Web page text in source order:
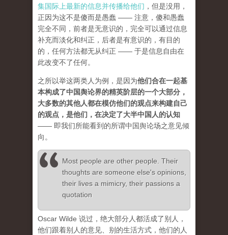
集国际上最新的信息并传播给他们 ，但是没用，
正因为这不是傻而是愚蠢 —— 注意，傻和愚蠢
完全不同，前者是无意识的，完全可以通过信息
补充而淡化和纠正，后者是有意识的，有目的
的，任何方法都无从纠正 —— 于是信息自由在
此改变不了任何。
之所以举这两类人为例，是因为他们合在一起基
本构成了中国舆论界的精英阶层的一个大部分，
大多数的其他人都在模仿他们的观点来构建自己
的观点，是他们，在决定了大半中国人的认知
—— 即我们所能看到的所谓中国舆论场之意见倾
向。
Most people are other people. Their
thoughts are someone else's opinions,
their lives a mimicry, their passions a
quotation
Oscar Wilde 说过，绝大部分人都活成了别人，
他们跟着别人的意见、别的生活方式，他们的人